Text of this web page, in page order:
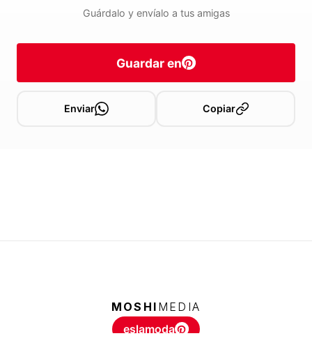
Guárdalo y envíalo a tus amigas
Guardar en
Enviar Copiar
MOSHI MEDIA
eslamoda